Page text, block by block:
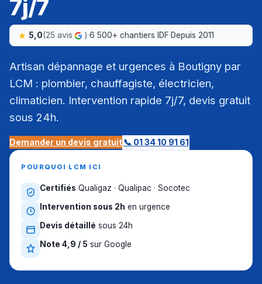
7j/7
5,0(25 avis )·6 500+ chantiers IDF·Depuis 2011
Artisan dépannage et urgences à Boutigny par
LCM : plombier, chauffagiste, électricien,
climaticien. Intervention rapide 7j/7, devis gratuit
sous 24h.
Demander un devis gratuit📞 01 34 10 91 61
POURQUOI LCM ICI
Certifiés Qualigaz · Qualipac · Socotec
Intervention sous 2h en urgence
Devis détaillé sous 24h
Note 4,9 / 5 sur Google